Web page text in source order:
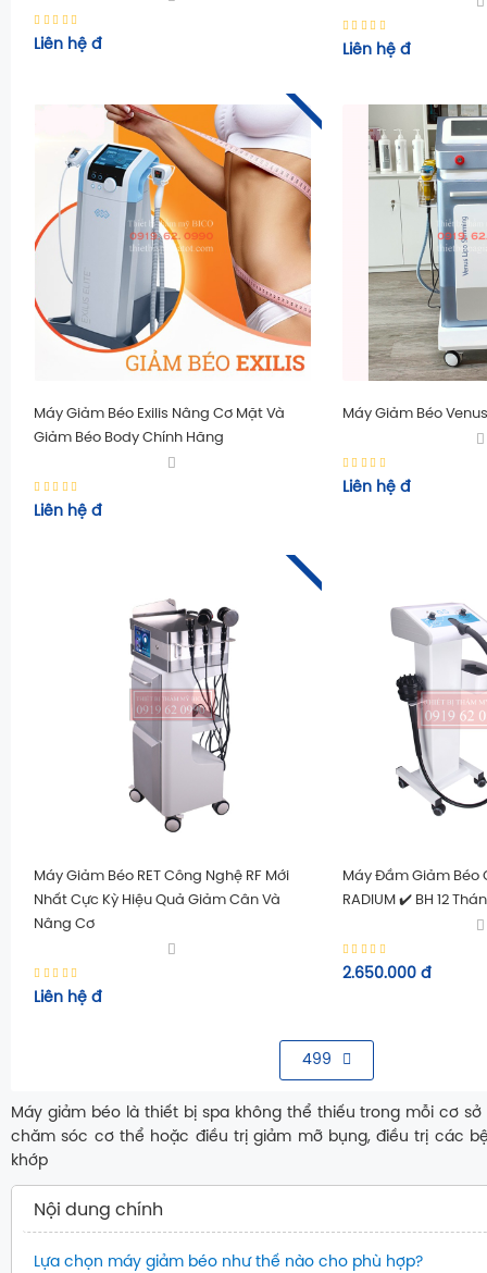
Liên hệ đ Liên hệ đ
Máy Giảm Béo Exilis Nâng Cơ Mặt Và
Giảm Béo Body Chính Hãng
Liên hệ đ
Máy Giảm Béo
Liên hệ đ
Máy Giảm Béo RET Công Nghệ RF Mới
Nhất Cực Kỳ Hiệu Quả Giảm Cân Và
Nâng Cơ
Liên hệ đ
Máy Đầm Giảm Béo
RADIUM ✔️ BH 12
2.650.000 đ
499
Máy giảm béo là thiết bị spa không thể thiếu trong mỗi cơ
chăm sóc cơ thể hoặc điều trị giảm mỡ bụng, điều trị các
khớp
Nội dung chính
Lựa chọn máy giảm béo như thế nào cho phù hợp?